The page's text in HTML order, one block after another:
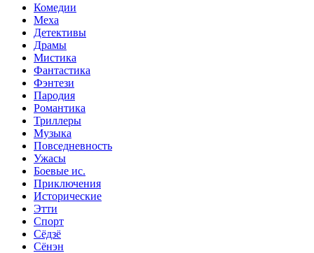
Комедии
Меха
Детективы
Драмы
Мистика
Фантастика
Фэнтези
Пародия
Романтика
Триллеры
Музыка
Повседневность
Ужасы
Боевые ис.
Приключения
Исторические
Этти
Спорт
Сёдзё
Сёнэн